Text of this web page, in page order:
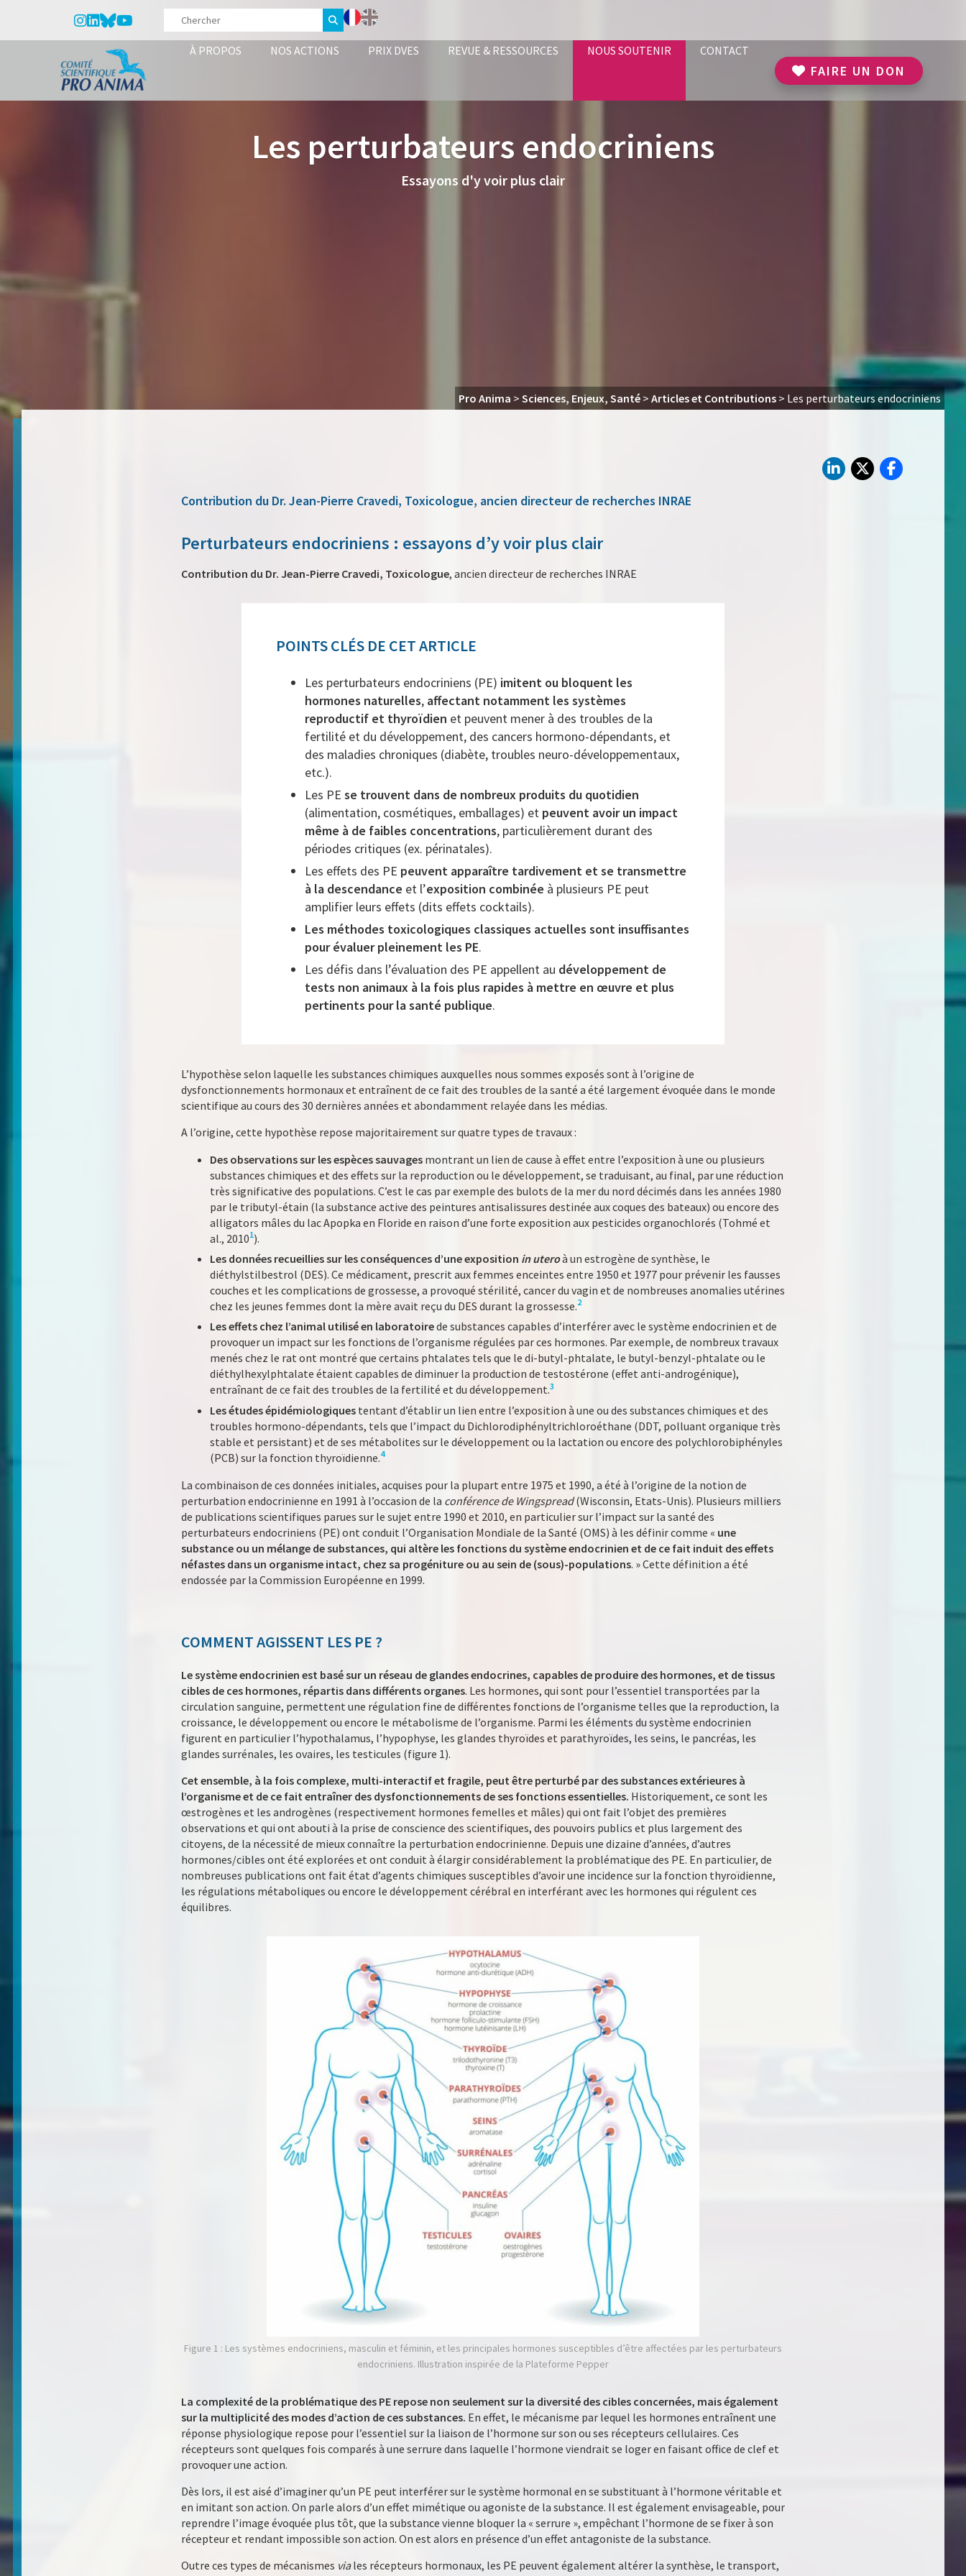
À PROPOS NOS ACTIONS PRIX DVES REVUE & RESSOURCES NOUS SOUTENIR CONTACT
FAIRE UN DON
Les perturbateurs endocriniens
Essayons d'y voir plus clair
Pro Anima > Sciences, Enjeux, Santé > Articles et Contributions > Les perturbateurs endocriniens
Contribution du Dr. Jean-Pierre Cravedi, Toxicologue, ancien directeur de recherches INRAE
Perturbateurs endocriniens : essayons d’y voir plus clair
Contribution du Dr. Jean-Pierre Cravedi, Toxicologue, ancien directeur de recherches INRAE
POINTS CLÉS DE CET ARTICLE
Les perturbateurs endocriniens (PE) imitent ou bloquent les
hormones naturelles, affectant notamment les systèmes
reproductif et thyroïdien et peuvent mener à des troubles de la
fertilité et du développement, des cancers hormono-dépendants, et
des maladies chroniques (diabète, troubles neuro-développementaux,
etc.).
Les PE se trouvent dans de nombreux produits du quotidien
(alimentation, cosmétiques, emballages) et peuvent avoir un impact
même à de faibles concentrations, particulièrement durant des
périodes critiques (ex. périnatales).
Les effets des PE peuvent apparaître tardivement et se transmettre
à la descendance et l’exposition combinée à plusieurs PE peut
amplifier leurs effets (dits effets cocktails).
Les méthodes toxicologiques classiques actuelles sont insuffisantes
pour évaluer pleinement les PE.
Les défis dans l’évaluation des PE appellent au développement de
tests non animaux à la fois plus rapides à mettre en œuvre et plus
pertinents pour la santé publique.
L’hypothèse selon laquelle les substances chimiques auxquelles nous sommes exposés sont à l’origine de
dysfonctionnements hormonaux et entraînent de ce fait des troubles de la santé a été largement évoquée dans le monde
scientifique au cours des 30 dernières années et abondamment relayée dans les médias.
A l’origine, cette hypothèse repose majoritairement sur quatre types de travaux :
Des observations sur les espèces sauvages montrant un lien de cause à effet entre l’exposition à une ou plusieurs
substances chimiques et des effets sur la reproduction ou le développement, se traduisant, au final, par une réduction
très significative des populations. C’est le cas par exemple des bulots de la mer du nord décimés dans les années 1980
par le tributyl-étain (la substance active des peintures antisalissures destinée aux coques des bateaux) ou encore des
alligators mâles du lac Apopka en Floride en raison d’une forte exposition aux pesticides organochlorés (Tohmé et
al., 20101).
Les données recueillies sur les conséquences d’une exposition in uteroà un estrogène de synthèse, le
diéthylstilbestrol (DES). Ce médicament, prescrit aux femmes enceintes entre 1950 et 1977 pour prévenir les fausses
couches et les complications de grossesse, a provoqué stérilité, cancer du vagin et de nombreuses anomalies utérines
chez les jeunes femmes dont la mère avait reçu du DES durant la grossesse.2
Les effets chez l’animal utilisé en laboratoirede substances capables d’interférer avec le système endocrinien et de
provoquer un impact sur les fonctions de l’organisme régulées par ces hormones. Par exemple, de nombreux travaux
menés chez le rat ont montré que certains phtalates tels que le di-butyl-phtalate, le butyl-benzyl-phtalate ou le
diéthylhexylphtalate étaient capables de diminuer la production de testostérone (effet anti-androgénique),
entraînant de ce fait des troubles de la fertilité et du développement.3
Les études épidémiologiques tentant d’établir un lien entre l’exposition à une ou des substances chimiques et des
troubles hormono-dépendants, tels que l’impact du Dichlorodiphényltrichloroéthane (DDT, polluant organique très
stable et persistant) et de ses métabolites sur le développement ou la lactation ou encore des polychlorobiphényles
(PCB) sur la fonction thyroïdienne.4
La combinaison de ces données initiales, acquises pour la plupart entre 1975 et 1990, a été à l’origine de la notion de
perturbation endocrinienne en 1991 à l’occasion de la conférence de Wingspread(Wisconsin, Etats-Unis). Plusieurs milliers
de publications scientifiques parues sur le sujet entre 1990 et 2010, en particulier sur l’impact sur la santé des
perturbateurs endocriniens (PE) ont conduit l’Organisation Mondiale de la Santé (OMS) à les définir comme « une
substance ou un mélange de substances, qui altère les fonctions du système endocrinien et de ce fait induit des effets
néfastes dans un organisme intact, chez sa progéniture ou au sein de (sous)-populations. » Cette définition a été
endossée par la Commission Européenne en 1999.
COMMENT AGISSENT LES PE ?
Le système endocrinien est basé sur un réseau de glandes endocrines, capables de produire des hormones, et de tissus
cibles de ces hormones, répartis dans différents organes. Les hormones, qui sont pour l’essentiel transportées par la
circulation sanguine, permettent une régulation fine de différentes fonctions de l’organisme telles que la reproduction, la
croissance, le développement ou encore le métabolisme de l’organisme. Parmi les éléments du système endocrinien
figurent en particulier l’hypothalamus, l’hypophyse, les glandes thyroïdes et parathyroïdes, les seins, le pancréas, les
glandes surrénales, les ovaires, les testicules (figure 1).
Cet ensemble, à la fois complexe, multi-interactif et fragile, peut être perturbé par des substances extérieures à
l’organisme et de ce fait entraîner des dysfonctionnements de ses fonctions essentielles. Historiquement, ce sont les
œstrogènes et les androgènes (respectivement hormones femelles et mâles) qui ont fait l’objet des premières
observations et qui ont abouti à la prise de conscience des scientifiques, des pouvoirs publics et plus largement des
citoyens, de la nécessité de mieux connaître la perturbation endocrinienne. Depuis une dizaine d’années, d’autres
hormones/cibles ont été explorées et ont conduit à élargir considérablement la problématique des PE. En particulier, de
nombreuses publications ont fait état d’agents chimiques susceptibles d’avoir une incidence sur la fonction thyroïdienne,
les régulations métaboliques ou encore le développement cérébral en interférant avec les hormones qui régulent ces
équilibres.
Figure 1 : Les systèmes endocriniens, masculin et féminin, et les principales hormones susceptibles d’être affectées par les perturbateurs
endocriniens. Illustration inspirée de la Plateforme Pepper
La complexité de la problématique des PE repose non seulement sur la diversité des cibles concernées, mais également
sur la multiplicité des modes d’action de ces substances. En effet, le mécanisme par lequel les hormones entraînent une
réponse physiologique repose pour l’essentiel sur la liaison de l’hormone sur son ou ses récepteurs cellulaires. Ces
récepteurs sont quelques fois comparés à une serrure dans laquelle l’hormone viendrait se loger en faisant office de clef et
provoquer une action.
Dès lors, il est aisé d’imaginer qu’un PE peut interférer sur le système hormonal en se substituant à l’hormone véritable et
en imitant son action. On parle alors d’un effet mimétique ou agoniste de la substance. Il est également envisageable, pour
reprendre l’image évoquée plus tôt, que la substance vienne bloquer la « serrure », empêchant l’hormone de se fixer à son
récepteur et rendant impossible son action. On est alors en présence d’un effet antagoniste de la substance.
Outre ces types de mécanismes viales récepteurs hormonaux, les PE peuvent également altérer la synthèse, le transport,